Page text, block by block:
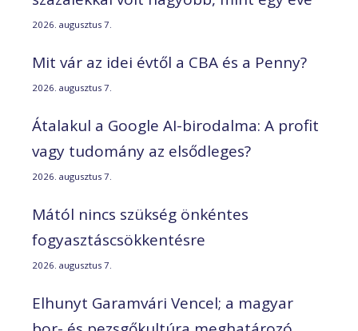
2026. augusztus 7.
Mit vár az idei évtől a CBA és a Penny?
2026. augusztus 7.
Átalakul a Google AI-birodalma: A profit
vagy tudomány az elsődleges?
2026. augusztus 7.
Mától nincs szükség önkéntes
fogyasztáscsökkentésre
2026. augusztus 7.
Elhunyt Garamvári Vencel; a magyar